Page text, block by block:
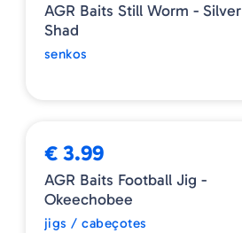
AGR Baits Still Worm - Silver
Shad
senkos
€ 3.99
AGR Baits Football Jig -
Okeechobee
jigs / cabeçotes